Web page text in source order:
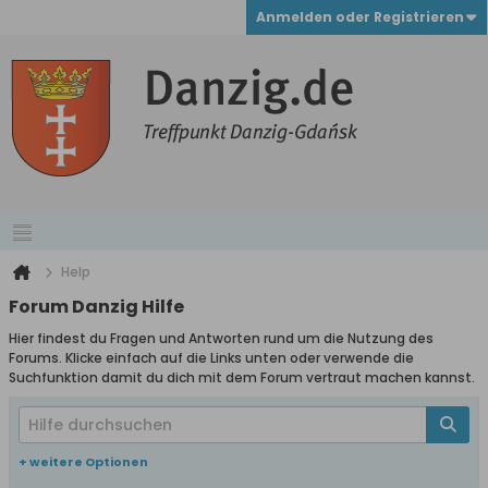
Anmelden oder Registrieren
Help
Forum Danzig Hilfe
Hier findest du Fragen und Antworten rund um die Nutzung des
Forums. Klicke einfach auf die Links unten oder verwende die
Suchfunktion damit du dich mit dem Forum vertraut machen kannst.
+ weitere Optionen